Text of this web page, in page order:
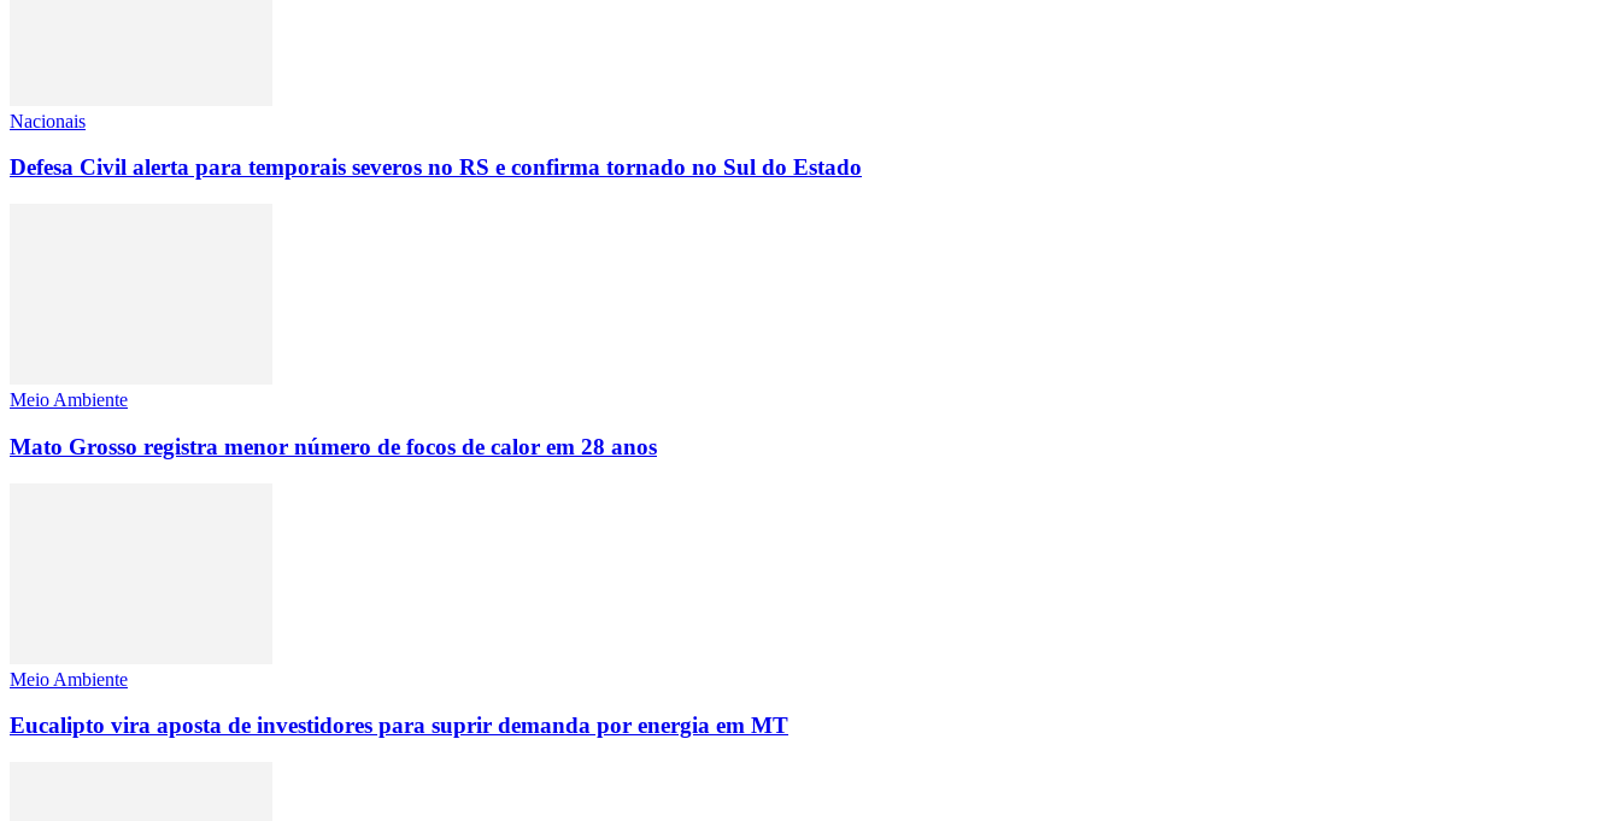
Nacionais
Defesa Civil alerta para temporais severos no RS e confirma tornado no Sul do Estado
Meio Ambiente
Mato Grosso registra menor número de focos de calor em 28 anos
Meio Ambiente
Eucalipto vira aposta de investidores para suprir demanda por energia em MT